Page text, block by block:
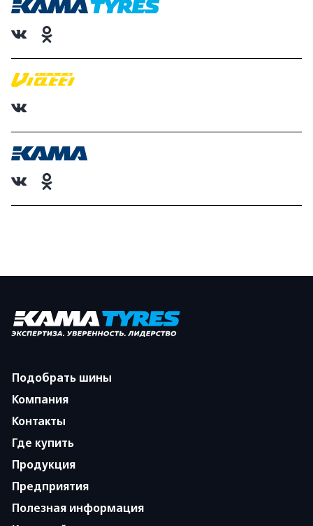
Подобрать шины
Компания
Контакты
Где купить
Продукция
Предприятия
Полезная информация